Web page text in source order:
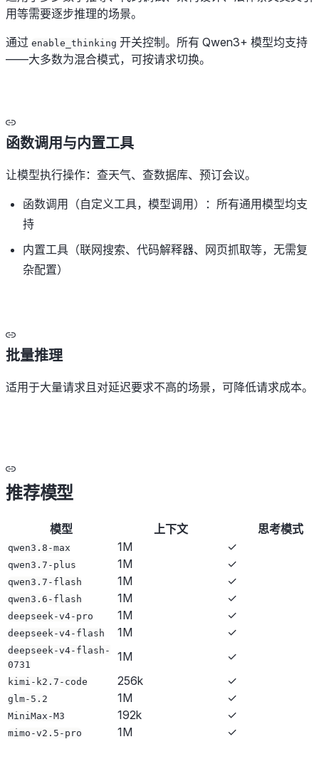
用等需要逐步推理的场景。
通过 enable_thinking 开关控制。所有 Qwen3+ 模型均支持
——大多数为混合模式，可按请求切换。
函数调用与内置工具
让模型执行操作：查天气、查数据库、预订会议。
函数调用（自定义工具，模型调用）：所有通用模型均支
持
内置工具（联网搜索、代码解释器、网页抓取等，无需复
杂配置）
批量推理
适用于大量请求且对延迟要求不高的场景，可降低请求成本。
推荐模型
模型 上下文 思考模式
qwen3.8-max 1M ✓
qwen3.7-plus 1M ✓
qwen3.7-flash 1M ✓
qwen3.6-flash 1M ✓
deepseek-v4-pro 1M ✓
deepseek-v4-flash 1M ✓
deepseek-v4-flash-
0731
1M ✓
kimi-k2.7-code 256k ✓
glm-5.2 1M ✓
MiniMax-M3 192k ✓
mimo-v2.5-pro 1M ✓